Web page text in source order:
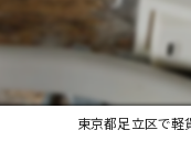
東京都足立区で軽